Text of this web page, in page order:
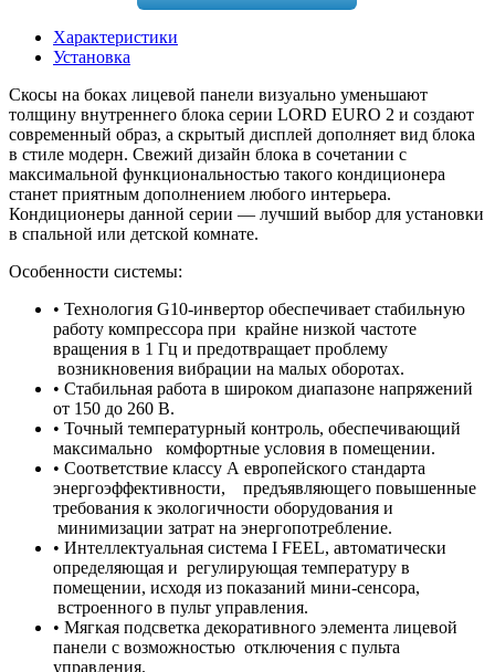
Характеристики
Установка
Скосы на боках лицевой панели визуально уменьшают
толщину внутреннего блока серии LORD EURO 2 и создают
современный образ, а скрытый дисплей дополняет вид блока
в стиле модерн. Свежий дизайн блока в сочетании с
максимальной функциональностью такого кондиционера
станет приятным дополнением любого интерьера.
Кондиционеры данной серии — лучший выбор для установки
в спальной или детской комнате.
Особенности системы:
• Технология G10-инвертор обеспечивает стабильную
работу компрессора при крайне низкой частоте
вращения в 1 Гц и предотвращает проблему
возникновения вибрации на малых оборотах.
• Стабильная работа в широком диапазоне напряжений
от 150 до 260 В.
• Точный температурный контроль, обеспечивающий
максимально комфортные условия в помещении.
• Соответствие классу А европейского стандарта
энергоэффективности, предъявляющего повышенные
требования к экологичности оборудования и
минимизации затрат на энергопотребление.
• Интеллектуальная система I FEEL, автоматически
определяющая и регулирующая температуру в
помещении, исходя из показаний мини-сенсора,
встроенного в пульт управления.
• Мягкая подсветка декоративного элемента лицевой
панели с возможностью отключения с пульта
управления.